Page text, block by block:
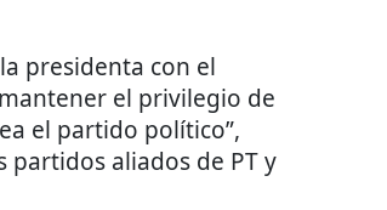
presidenta con el
el privilegio de
el partido político”,
partidos aliados de PT y